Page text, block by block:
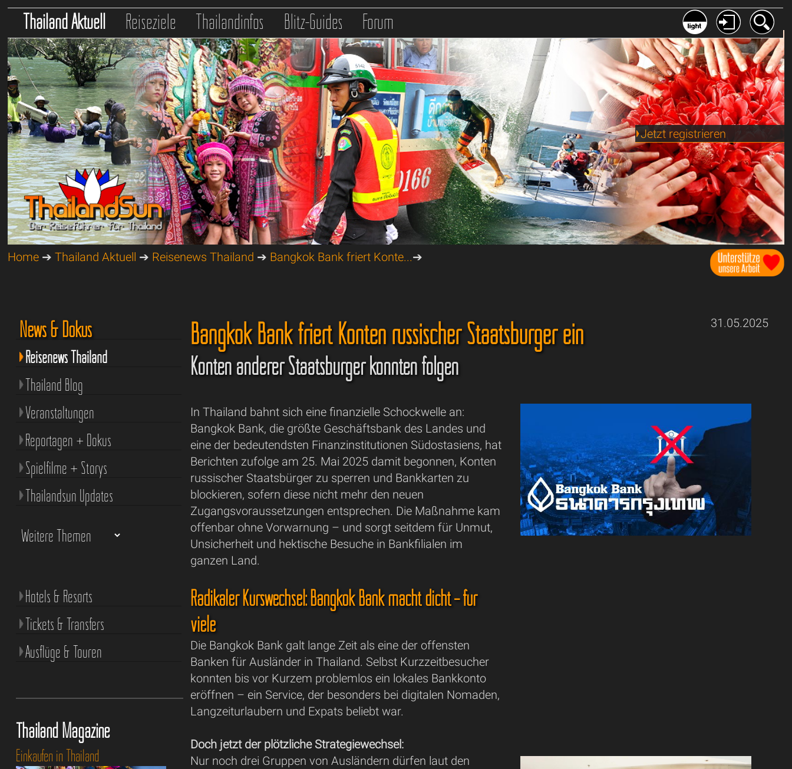
Thailand Aktuell Reiseziele Thailandinfos Blitz-Guides Forum
Jetzt registrieren
Home ➔Thailand Aktuell ➔ Reisenews Thailand ➔ Bangkok Bank friert Konte...➔
31.05.2025
Bangkok Bank friert Konten russischer Staatsbürger ein
Konten anderer Staatsbürger könnten folgen
In Thailand bahnt sich eine finanzielle Schockwelle an:
Bangkok Bank, die größte Geschäftsbank des Landes und
eine der bedeutendsten Finanzinstitutionen Südostasiens, hat
Berichten zufolge am 25. Mai 2025 damit begonnen, Konten
russischer Staatsbürger zu sperren und Bankkarten zu
blockieren, sofern diese nicht mehr den neuen
Zugangsvoraussetzungen entsprechen. Die Maßnahme kam
offenbar ohne Vorwarnung – und sorgt seitdem für Unmut,
Unsicherheit und hektische Besuche in Bankfilialen im
ganzen Land.
Radikaler Kurswechsel: Bangkok Bank macht dicht – für
viele
Die Bangkok Bank galt lange Zeit als eine der offensten
Banken für Ausländer in Thailand. Selbst Kurzzeitbesucher
konnten bis vor Kurzem problemlos ein lokales Bankkonto
eröffnen – ein Service, der besonders bei digitalen Nomaden,
Langzeiturlaubern und Expats beliebt war.
Doch jetzt der plötzliche Strategiewechsel:
Nur noch drei Gruppen von Ausländern dürfen laut den
News & Dokus
Reisenews Thailand
Thailand Blog
Veranstaltungen
Reportagen + Dokus
Spielfilme + Storys
Thailandsun Updates
Hotels & Resorts
Tickets & Transfers
Ausflüge & Touren
Thailand Magazine
Einkaufen in Thailand